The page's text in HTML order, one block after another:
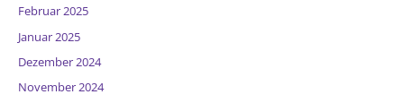
Februar 2025
Januar 2025
Dezember 2024
November 2024